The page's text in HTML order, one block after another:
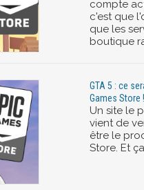
compte
c'est que
que les
boutique
GTA 5 : ce
Games Store !
Un site le
vient de
être le
Store. Et